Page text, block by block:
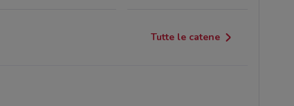
Tutte le catene